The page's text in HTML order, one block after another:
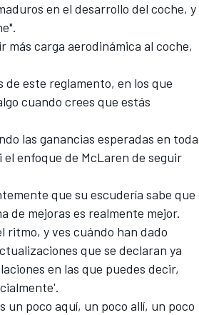
en el desarrollo del coche, y
carga aerodinámica al coche,
este reglamento, en los que
cuando crees que estás
las ganancias esperadas en toda
enfoque de McLaren de seguir
que su escudería sabe que
de mejoras es realmente mejor.
ritmo, y ves cuándo han dado
que se declaran ya
en las que puedes decir,
un poco aquí, un poco allí, un poco